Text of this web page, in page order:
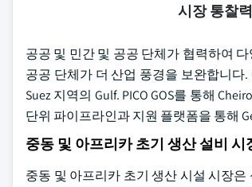
시장 통찰
공공 및 민간 및 공공 단체가 협력하여
공공 단체가 더 산업 풍경을 보완합니다.
Suez 지역의 Gulf. PICO GOS를 통해
단위 파이프라인과 지원 플랫폼을 통해
중동 및 아프리카 초기 생산 설비 시
중동 및 아프리카 초기 생산 시설 시장